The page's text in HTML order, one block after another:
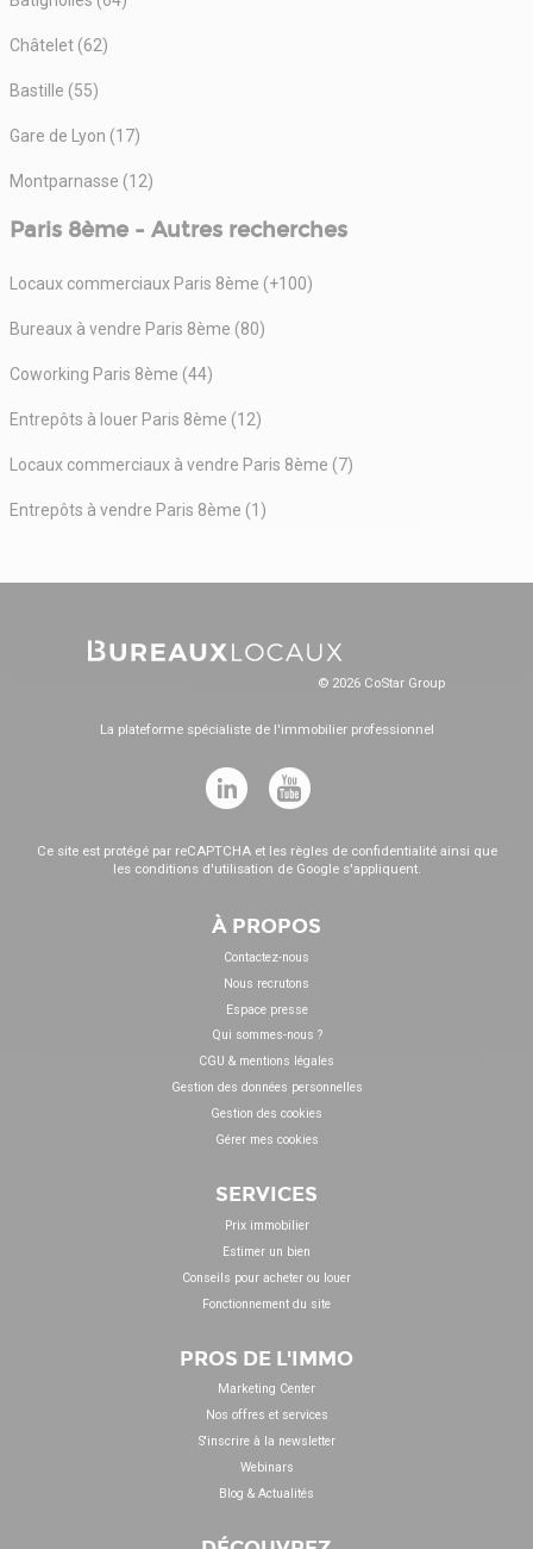
Châtelet (62)
Bastille (55)
Gare de Lyon (17)
Montparnasse (12)
Paris 8ème - Autres recherches
Locaux commerciaux Paris 8ème (+100)
Bureaux à vendre Paris 8ème (80)
Coworking Paris 8ème (44)
Entrepôts à louer Paris 8ème (12)
Locaux commerciaux à vendre Paris 8ème (7)
Entrepôts à vendre Paris 8ème (1)
© 2026 CoStar Group
La plateforme spécialiste de l'immobilier professionnel
Ce site est protégé par reCAPTCHA et les règles de confidentialitéainsi que
les conditions d'utilisation de Google s'appliquent.
À PROPOS
Contactez-nous
Nous recrutons
Espace presse
Qui sommes-nous ?
CGU & mentions légales
Gestion des données personnelles
Gestion des cookies
Gérer mes cookies
SERVICES
Prix immobilier
Estimer un bien
Conseils pour acheter ou louer
Fonctionnement du site
PROS DE L'IMMO
Marketing Center
Nos offres et services
S'inscrire à la newsletter
Webinars
Blog & Actualités